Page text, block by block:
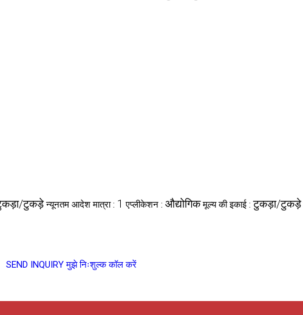
टुकड़े न्यूनतम आदेश मात्रा : 1 एप्लीकेशन : औद्योगिक मूल्य की इकाई :टुकड़ा/टुकड़े
SEND INQUIRY मुझे निःशुल्क कॉल करें